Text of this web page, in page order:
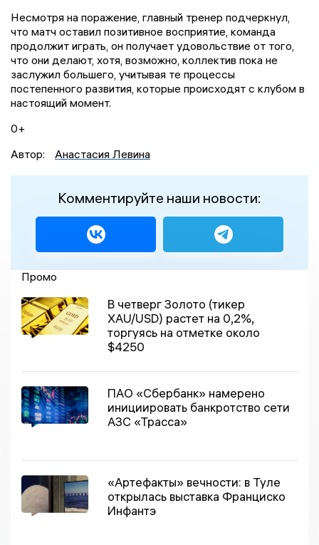
Несмотря на поражение, главный тренер подчеркнул,
что матч оставил позитивное восприятие, команда
продолжит играть, он получает удовольствие от того,
что они делают, хотя, возможно, коллектив пока не
заслужил большего, учитывая те процессы
постепенного развития, которые происходят с клубом в
настоящий момент.
0+
Автор:
Анастасия Левина
Комментируйте наши новости:
Промо
В четверг Золото (тикер
XAU/USD) растет на 0,2%,
торгуясь на отметке около
$4250
ПАО «Сбербанк» намерено
инициировать банкротство сети
АЗС «Трасса»
«Артефакты» вечности: в Туле
открылась выставка Франциско
Инфантэ